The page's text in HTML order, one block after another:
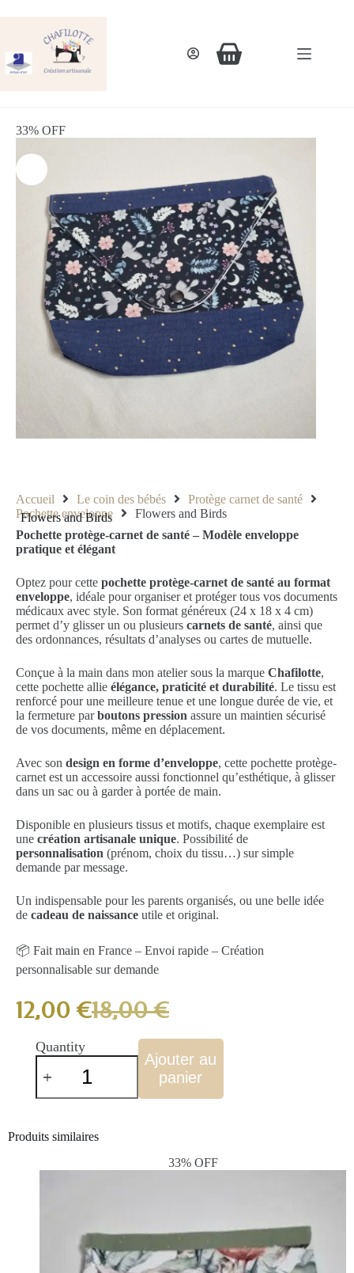
33% OFF
Accueil Le coin des bébés
Protège carnet de santé
Pochette enveloppe
Flowers and Birds
Flowers and Birds
Pochette protège-carnet de santé – Modèle enveloppe
pratique et élégant
Optez pour cette pochette protège-carnet de santé au format
enveloppe, idéale pour organiser et protéger tous vos documents
médicaux avec style. Son format généreux (24 x 18 x 4 cm)
permet d’y glisser un ou plusieurs carnets de santé, ainsi que
des ordonnances, résultats d’analyses ou cartes de mutuelle.
Conçue à la main dans mon atelier sous la marque Chafilotte,
cette pochette allie élégance, praticité et durabilité. Le tissu est
renforcé pour une meilleure tenue et une longue durée de vie, et
la fermeture parboutons pression assure un maintien sécurisé
de vos documents, même en déplacement.
Avec son design en forme d’enveloppe, cette pochette protège-
carnet est un accessoire aussi fonctionnel qu’esthétique, à glisser
dans un sac ou à garder à portée de main.
Disponible en plusieurs tissus et motifs, chaque exemplaire est
une création artisanale unique. Possibilité de
personnalisation (prénom, choix du tissu…) sur simple
demande par message.
Un indispensable pour les parents organisés, ou une belle idée
de cadeau de naissance utile et original.
📦 Fait main en France – Envoi rapide – Création
personnalisable sur demande
18,00€
12,00€
Quantity
Ajouter au
panier
Produits similaires
33% OFF